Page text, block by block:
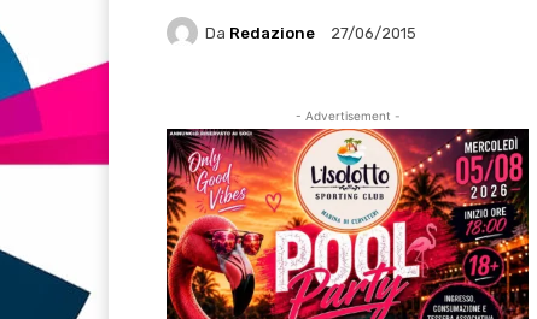
Da Redazione 27/06/2015
- Advertisement -